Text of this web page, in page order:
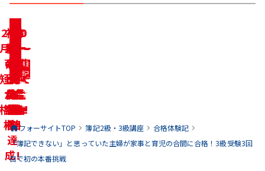
を
見
る
2ヶ
で
の
期
合
！
を
見
る
初
学
者
一
発
合
格!
を
見
る
リ
ベ
ン
ジ
合
格
を
達
成!
体
記
を
見
る
働
き
な
が
ら
合
格!
合
体
験
記
を
見
る
家
事・
育児
しな
がら
合格
合
体
験
記
を
見
る
学
生
の
方
の
合
格
合
体
験
記
を
見
る
転
職・
求職
中
に合
格!
合
体
験
記
を
見
る
10
代〜
20
代で
合
格!
合
体
験
記
を
見
る
30
代〜
40
代で
合
格!
合
体
験
記
を
見
る
50
代〜
60
代で
合
格!
フォーサイトTOP 簿記2級・3級講座
合格体験記
「簿記できない」と思っていた主婦が家事と育児の合間に合格！3級受験3回
目で初の本番挑戦